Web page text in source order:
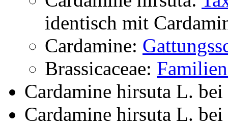
identisch mit
Cardamine:
Brassicaceae:
Cardamine hirsuta L. bei
Cardamine hirsuta L. bei